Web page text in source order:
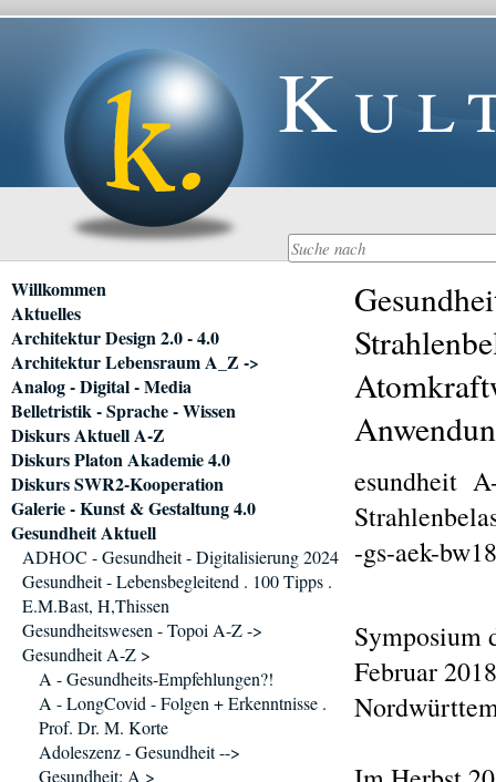
esundheit
-gs-aek-
Symposium
Februar
Navigation
überspringen
Willkommen
Aktuelles
Architektur Design 2.0 - 4.0
Architektur Lebensraum A_Z ->
Analog - Digital - Media
Belletristik - Sprache - Wissen
Diskurs Aktuell A-Z
Diskurs Platon Akademie 4.0
Diskurs SWR2-Kooperation
Galerie - Kunst & Gestaltung 4.0
Gesundheit Aktuell
ADHOC - Gesundheit - Digitalisierung 2024
Gesundheit - Lebensbegleitend . 100 Tipps .
E.M.Bast, H,Thissen
Gesundheitswesen - Topoi A-Z ->
Gesundheit A-Z >
A - Gesundheits-Empfehlungen?!
A - LongCovid - Folgen + Erkenntnisse .
Prof. Dr. M. Korte
Adoleszenz - Gesundheit -->
Gesundheit: A >